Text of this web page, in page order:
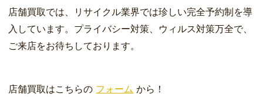
店舗買取では、リサイクル業界では珍しい完全予約制を導
入しています。プライバシー対策、ウィルス対策万全で、
ご来店をお待ちしております。
店舗買取はこちらの フォーム から！